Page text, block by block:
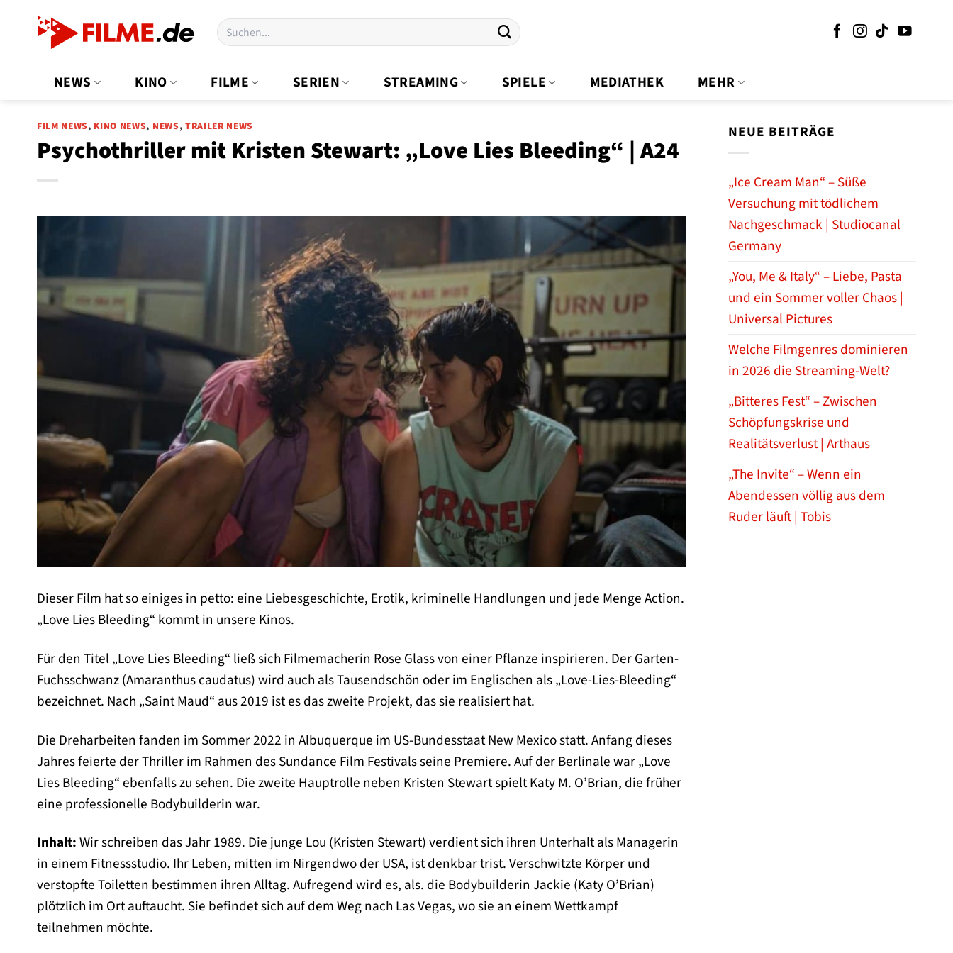
Suchen
nach:
NEWS KINO FILME SERIEN STREAMING SPIELE MEDIATHEK MEHR
FILM NEWS, KINO NEWS, NEWS, TRAILER NEWS
Psychothriller mit Kristen Stewart: „Love Lies Bleeding“ | A24
Dieser Film hat so einiges in petto: eine Liebesgeschichte, Erotik, kriminelle Handlungen und jede Menge Action.
„Love Lies Bleeding“ kommt in unsere Kinos.
Für den Titel „Love Lies Bleeding“ ließ sich Filmemacherin Rose Glass von einer Pflanze inspirieren. Der Garten-
Fuchsschwanz (Amaranthus caudatus) wird auch als Tausendschön oder im Englischen als „Love-Lies-Bleeding“
bezeichnet. Nach „Saint Maud“ aus 2019 ist es das zweite Projekt, das sie realisiert hat.
Die Dreharbeiten fanden im Sommer 2022 in Albuquerque im US-Bundesstaat New Mexico statt. Anfang dieses
Jahres feierte der Thriller im Rahmen des Sundance Film Festivals seine Premiere. Auf der Berlinale war „Love
Lies Bleeding“ ebenfalls zu sehen. Die zweite Hauptrolle neben Kristen Stewart spielt Katy M. O’Brian, die früher
eine professionelle Bodybuilderin war.
Inhalt:Wir schreiben das Jahr 1989. Die junge Lou (Kristen Stewart) verdient sich ihren Unterhalt als Managerin
in einem Fitnessstudio. Ihr Leben, mitten im Nirgendwo der USA, ist denkbar trist. Verschwitzte Körper und
verstopfte Toiletten bestimmen ihren Alltag. Aufregend wird es, als. die Bodybuilderin Jackie (Katy O’Brian)
plötzlich im Ort auftaucht. Sie befindet sich auf dem Weg nach Las Vegas, wo sie an einem Wettkampf
teilnehmen möchte.
NEUE BEITRÄGE
„Ice Cream Man“ – Süße
Versuchung mit tödlichem
Nachgeschmack | Studiocanal
Germany
„You, Me & Italy“ – Liebe, Pasta
und ein Sommer voller Chaos |
Universal Pictures
Welche Filmgenres dominieren
in 2026 die Streaming-Welt?
„Bitteres Fest“ – Zwischen
Schöpfungskrise und
Realitätsverlust | Arthaus
„The Invite“ – Wenn ein
Abendessen völlig aus dem
Ruder läuft | Tobis